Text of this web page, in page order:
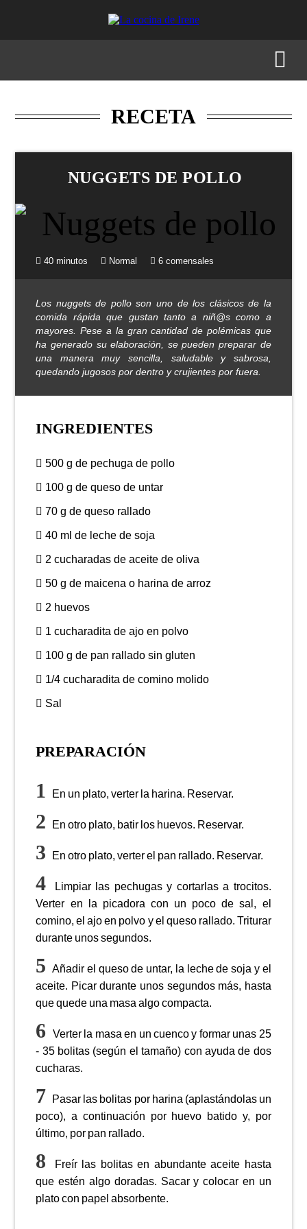
RECETA
NUGGETS DE POLLO
40 minutos Normal 6 comensales
Los nuggets de pollo son uno de los clásicos de la
comida rápida que gustan tanto a niñ@s como a
mayores. Pese a la gran cantidad de polémicas que
ha generado su elaboración, se pueden preparar de
una manera muy sencilla, saludable y sabrosa,
quedando jugosos por dentro y crujientes por fuera.
INGREDIENTES
500 g de pechuga de pollo
100 g de queso de untar
70 g de queso rallado
40 ml de leche de soja
2 cucharadas de aceite de oliva
50 g de maicena o harina de arroz
2 huevos
1 cucharadita de ajo en polvo
100 g de pan rallado sin gluten
1/4 cucharadita de comino molido
Sal
PREPARACIÓN
En un plato, verter la harina. Reservar.
En otro plato, batir los huevos. Reservar.
En otro plato, verter el pan rallado. Reservar.
Limpiar las pechugas y cortarlas a trocitos.
Verter en la picadora con un poco de sal, el
comino, el ajo en polvo y el queso rallado. Triturar
durante unos segundos.
Añadir el queso de untar, la leche de soja y el
aceite. Picar durante unos segundos más, hasta
que quede una masa algo compacta.
Verter la masa en un cuenco y formar unas 25
- 35 bolitas (según el tamaño) con ayuda de dos
cucharas.
Pasar las bolitas por harina (aplastándolas un
poco), a continuación por huevo batido y, por
último, por pan rallado.
Freír las bolitas en abundante aceite hasta
que estén algo doradas. Sacar y colocar en un
plato con papel absorbente.